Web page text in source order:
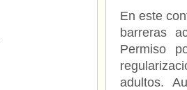
En este
barreras
Permiso
adultos.